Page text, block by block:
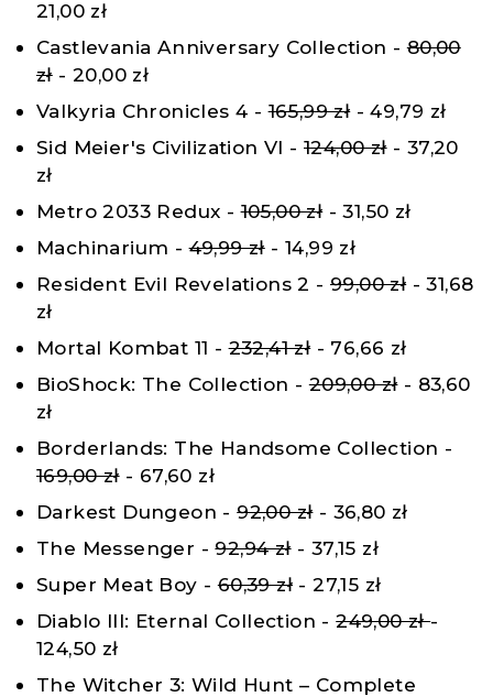
21,00 zł
Castlevania Anniversary Collection -80,00
zł- 20,00 zł
Valkyria Chronicles 4 -165,99 zł- 49,79 zł
Sid Meier's Civilization VI - 124,00 zł- 37,20
zł
Metro 2033 Redux -105,00 zł- 31,50 zł
Machinarium -49,99 zł- 14,99 zł
Resident Evil Revelations 2 - 99,00 zł- 31,68
zł
Mortal Kombat 11 -232,41 zł- 76,66 zł
BioShock: The Collection -209,00 zł- 83,60
zł
Borderlands: The Handsome Collection -
169,00 zł- 67,60 zł
Darkest Dungeon -92,00 zł- 36,80 zł
The Messenger -92,94 zł- 37,15 zł
Super Meat Boy -60,39 zł - 27,15 zł
Diablo III: Eternal Collection -249,00 zł-
124,50 zł
The Witcher 3: Wild Hunt – Complete